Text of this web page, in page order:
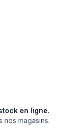
en ligne.
nos magasins.